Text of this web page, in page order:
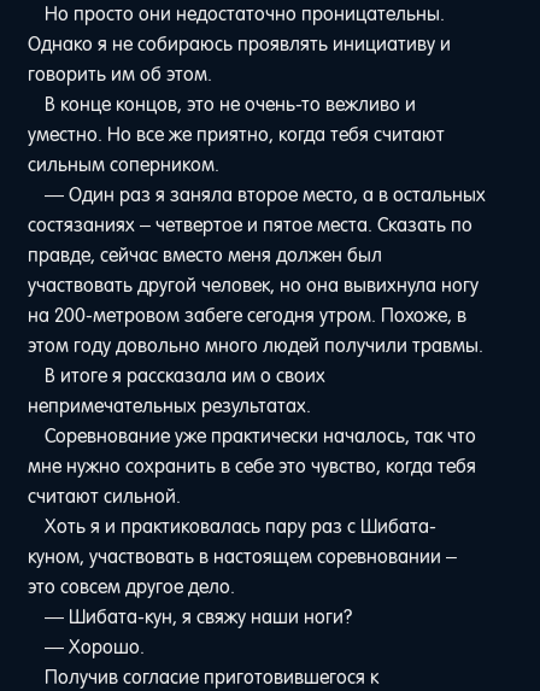
Но просто они недостаточно проницательны.
Однако я не собираюсь проявлять инициативу и
говорить им об этом.
В конце концов, это не очень-то вежливо и
уместно. Но все же приятно, когда тебя считают
сильным соперником.
— Один раз я заняла второе место, а в остальных
состязаниях – четвертое и пятое места. Сказать по
правде, сейчас вместо меня должен был
участвовать другой человек, но она вывихнула ногу
на 200-метровом забеге сегодня утром. Похоже, в
этом году довольно много людей получили травмы.
В итоге я рассказала им о своих
непримечательных результатах.
Соревнование уже практически началось, так что
мне нужно сохранить в себе это чувство, когда тебя
считают сильной.
Хоть я и практиковалась пару раз с Шибата-
куном, участвовать в настоящем соревновании –
это совсем другое дело.
— Шибата-кун, я свяжу наши ноги?
— Хорошо.
Получив согласие приготовившегося к